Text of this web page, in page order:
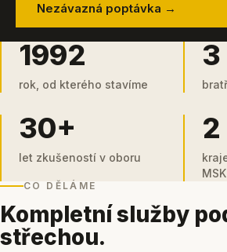
Nezávazná poptávka →
1992
rok, od kterého stavíme
3
30+
let zkušeností v oboru
2
MSK
CO DĚLÁME
Kompletní služby
střechou.